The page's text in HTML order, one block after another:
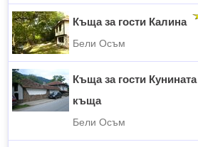
Къща за гости Калина
Бели Осъм
Къща за гости Кунината
къща
Бели Осъм